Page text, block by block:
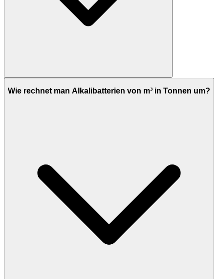
Wie rechnet man Alkalibatterien von m³ in Tonnen um?